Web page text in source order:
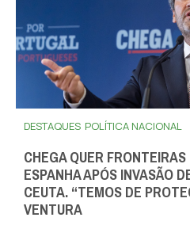
DESTAQUES POLÍTICA NACIONAL
CHEGA QUER
ESPANHA APÓS INVASÃO
CEUTA. “TEMOS DE
VENTURA